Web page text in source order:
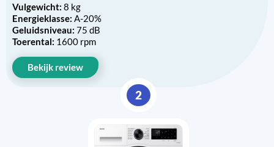
Vulgewicht: 8 kg
Energieklasse: A-20%
Geluidsniveau: 75 dB
Toerental: 1600 rpm
Bekijk review
2